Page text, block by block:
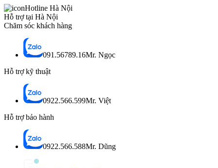
Hotline Hà Nội
Hỗ trợ tại Hà Nội
Chăm sóc khách hàng
091.56789.16Mr. Ngọc
Hỗ trợ kỹ thuật
0922.566.599Mr. Việt
Hỗ trợ bảo hành
0922.566.588Mr. Dũng